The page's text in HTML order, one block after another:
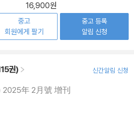
16,900원
중고
회원에게 팔기
중고 등록
알림 신청
권) 신간알림 신청
年 2月號 增刊